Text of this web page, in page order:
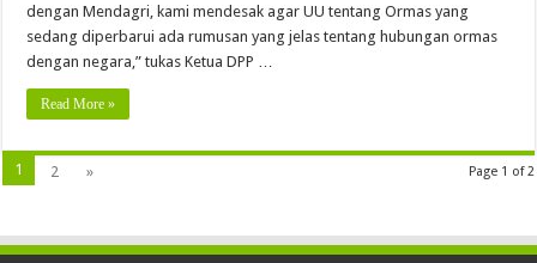
dengan Mendagri, kami mendesak agar UU tentang Ormas yang
sedang diperbarui ada rumusan yang jelas tentang hubungan ormas
dengan negara,” tukas Ketua DPP …
Read More »
Page 1 of 2
1 2 »